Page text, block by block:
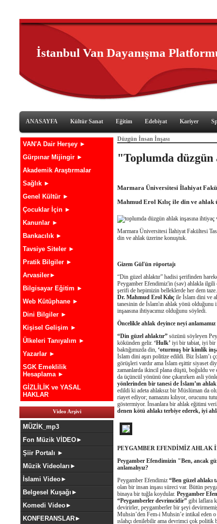
İstanbul Van Dayanışma
ANASAYFA Kültür Sanat Eğitim Edebiyat Kariyer
VAN'A Dair Herşey ►
Gürpınar Mijingir ►
Akademik Araştırmalar
Sağlık ►
Genel Kültür ►
Çocuklar İçin ►
Kanunlar ►
Bankacılık ►
Tavsiye Siteler ►
Pratik Bilgiler ►
Arvasiler►
Bilgisayar Eğitim ►
Web Kütüphane ►
Dini Bilgiler ►
Kişisel Gelişim ►
Ülkeleri Tanıyalım ►
Yazarlar ►
SGK Emeklilik
Hesaplama ►
GİZLİLİK ve YASAL
HAKLAR
Video Arşivi
MÜZİK_mp3
Fon Müzik VİDEO►
Şiir Portalı ►
Müzik Videoları►
İslami Video►
Belgesel Kuşağı►
Komedi Video►
KONFERANSLAR►
Düzgün İnsan İnşası
"Toplumda
Marmara Üniversitesi İlahiyat
Mahmud Erol Kılıç ile din ve ahlak
Marmara Üniversitesi İlahiyat Fakültesi
din ve ahlak üzerine konuştuk.
Gizem Gül'ün röportajı
“Din güzel ahlaktır” hadisi şerifinden
Peygamber Efendimiz'in (sav) ahlakla ilgili
şerifi de hepimizin belleklerde her dem
Dr. Mahmud Erol Kılıç ile İslam dini ve
tanesinin de İslam'ın ahlak yönü
inşaasına ihtiyacımız olduğunu söyledi.
Öncelikle ahlak deyince neyi
“Din güzel ahlaktır” sözünü söyleyen
kökünden gelir. ‘Hulk’ iyi bir tabiat, iyi bir
baktığımızda din, ‘oturmuş bir kimlik
İslam dini aşırı politize edildi. Biz İslam’ı
görüşleri vardır ama İslam eşittir siyaset
zamanlarda ikincil plana düştü, boğuldu
da üçüncül yönünü öne çıkarırken asli
yönlerinden bir tanesi de İslam’ın
edildi ki adeta ahlaksız bir Müslüman da
riayet ediyor; namazını kılıyor, orucunu
göstermiyor. İnsanlara bir ahlak eğitimi
denen kötü ahlakı terbiye ederek, iyi
PEYGAMBER EFENDİMİZ AHLAK
Peygamber Efendimizin "Ben, ancak
anlamalıyız?
Peygamber Efendimiz “Ben güzel ahlakı
olan bir insan inşası süreci var. Bütün
binaya bir tuğla koydular. Peygamber
“Peygamberler devrimcidir” gibi laflara
devirirler, peygamberler bir şeyi
Muhsin’den Fem-i Muhsin’e intikal eden
ıslahçı denilebilir ama devrimci çok